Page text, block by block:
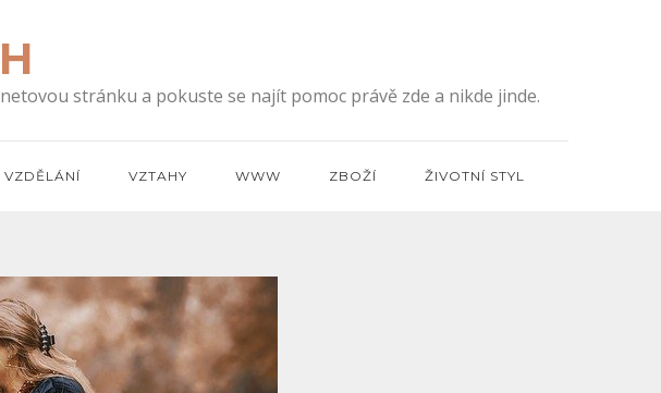
stránku a pokuste se najít pomoc právě zde a nikde jinde.
VZDĚLÁNÍ VZTAHY WWW ZBOŽÍ ŽIVOTNÍ STYL